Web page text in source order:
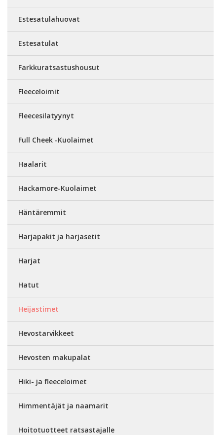
Estesatulahuovat
Estesatulat
Farkkuratsastushousut
Fleeceloimit
Fleecesilatyynyt
Full Cheek -Kuolaimet
Haalarit
Hackamore-Kuolaimet
Häntäremmit
Harjapakit ja harjasetit
Harjat
Hatut
Heijastimet
Hevostarvikkeet
Hevosten makupalat
Hiki- ja fleeceloimet
Himmentäjät ja naamarit
Hoitotuotteet ratsastajalle